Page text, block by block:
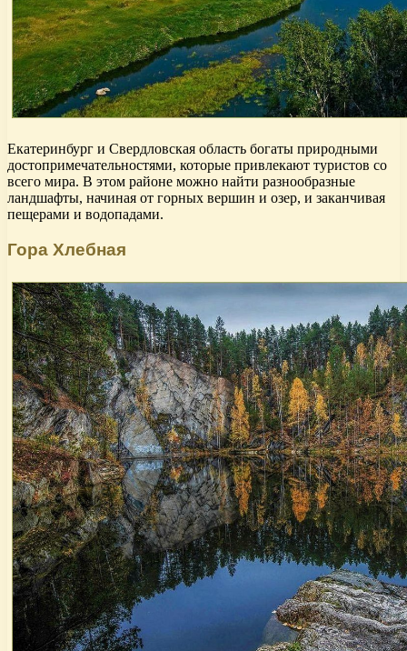
Екатеринбург и Свердловская область богаты природными
достопримечательностями, которые привлекают туристов со
всего мира. В этом районе можно найти разнообразные
ландшафты, начиная от горных вершин и озер, и заканчивая
пещерами и водопадами.
Гора Хлебная